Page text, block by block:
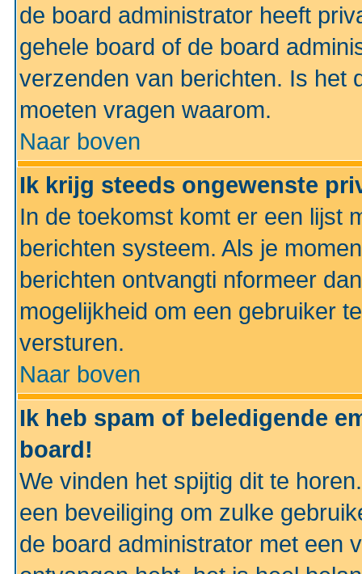
de board administrator heeft
gehele board of de board
verzenden van berichten. Is het
moeten vragen waarom.
Naar boven
Ik krijg steeds ongewenste
In de toekomst komt er een lijst
berichten systeem. Als je
berichten ontvangti nformeer
mogelijkheid om een gebruiker
versturen.
Naar boven
Ik heb spam of beledigende
board!
We vinden het spijtig dit te
een beveiliging om zulke
de board administrator met een